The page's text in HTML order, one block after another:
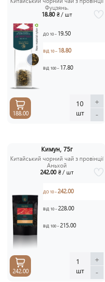
Фуцзянь.
18.80 ₴ / шт
ДО 10 – 19.50
ВІД 10 –18.80
ВІД 100 – 17.80
10
шт
+
-
188.00
Кимун, 75г
Китайський чорний чай з провінції
Аньхой
242.00 ₴ / шт
ДО 10 –242.00
ВІД 10 –228.00
ВІД 100 –215.00
1
шт
+
-
242.00